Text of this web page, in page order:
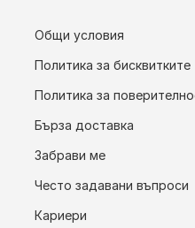
Общи условия
Политика за бисквитките
Политика за
Бърза доставка
Забрави ме
Често задавани въпроси
Кариери